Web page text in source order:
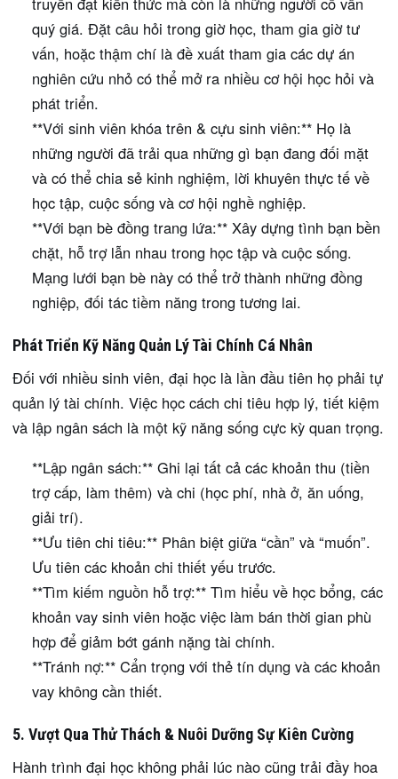
quý giá. Đặt câu hỏi trong giờ học, tham gia giờ tư
vấn, hoặc thậm chí là đề xuất tham gia các dự án
nghiên cứu nhỏ có thể mở ra nhiều cơ hội học hỏi và
phát triển.
**Với sinh viên khóa trên & cựu sinh viên:** Họ là
những người đã trải qua những gì bạn đang đối mặt
và có thể chia sẻ kinh nghiệm, lời khuyên thực tế về
học tập, cuộc sống và cơ hội nghề nghiệp.
**Với bạn bè đồng trang lứa:** Xây dựng tình bạn bền
chặt, hỗ trợ lẫn nhau trong học tập và cuộc sống.
Mạng lưới bạn bè này có thể trở thành những đồng
nghiệp, đối tác tiềm năng trong tương lai.
Phát Triển Kỹ Năng Quản Lý Tài Chính Cá Nhân
Đối với nhiều sinh viên, đại học là lần đầu tiên họ phải tự
quản lý tài chính. Việc học cách chi tiêu hợp lý, tiết kiệm
và lập ngân sách là một kỹ năng sống cực kỳ quan trọng.
**Lập ngân sách:** Ghi lại tất cả các khoản thu (tiền
trợ cấp, làm thêm) và chi (học phí, nhà ở, ăn uống,
giải trí).
**Ưu tiên chi tiêu:** Phân biệt giữa “cần” và “muốn”.
Ưu tiên các khoản chi thiết yếu trước.
**Tìm kiếm nguồn hỗ trợ:** Tìm hiểu về học bổng, các
khoản vay sinh viên hoặc việc làm bán thời gian phù
hợp để giảm bớt gánh nặng tài chính.
**Tránh nợ:** Cẩn trọng với thẻ tín dụng và các khoản
vay không cần thiết.
5. Vượt Qua Thử Thách & Nuôi Dưỡng Sự Kiên Cường
Hành trình đại học không phải lúc nào cũng trải đầy hoa